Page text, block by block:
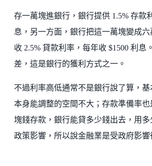
存一萬塊進銀行，銀行提供 1.5% 存款
息，另一方面，銀行把這一萬塊變成
收 2.5% 貸款利率，每年收 $1500 利息
差，這是銀行的獲利方式之一。
不過利率高低通常不是銀行說了算，
本身能調整的空間不大；存款準備率
塊錢存款，銀行能貸多少錢出去，用
政策影響，所以說金融業是受政府影響